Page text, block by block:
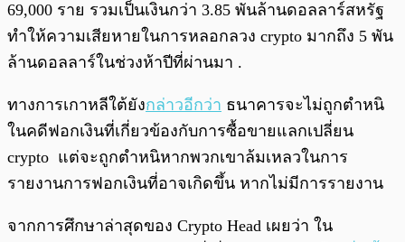
69,000 ราย รวมเป็นเงินกว่า 3.85 พันล้านดอลลาร์สหรัฐ
ทำให้ความเสียหายในการหลอกลวง crypto มากถึง 5 พัน
ล้านดอลลาร์ในช่วงห้าปีที่ผ่านมา .
ทางการเกาหลีใต้ยังกล่าวอีกว่า ธนาคารจะไม่ถูกตำหนิ
ในคดีฟอกเงินที่เกี่ยวข้องกับการซื้อขายแลกเปลี่ยน
crypto แต่จะถูกตำหนิหากพวกเขาล้มเหลวในการ
รายงานการฟอกเงินที่อาจเกิดขึ้น หากไม่มีการรายงาน
จากการศึกษาล่าสุดของ Crypto Head เผยว่า ใน